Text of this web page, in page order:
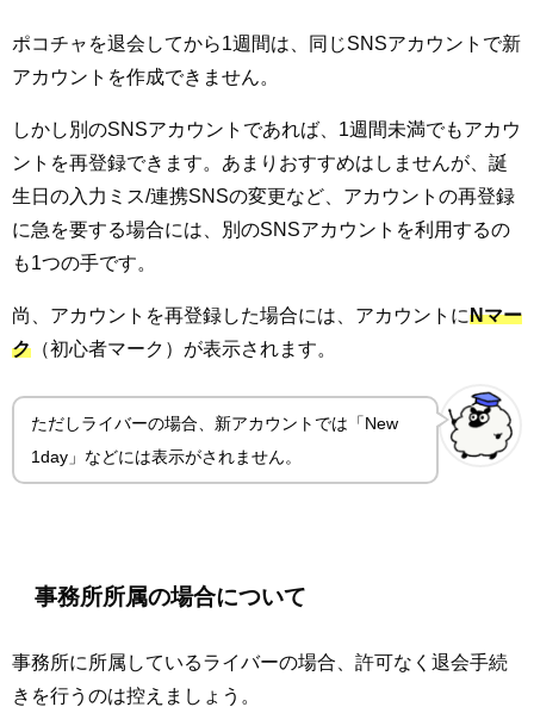
ポコチャを退会してから1週間は、同じSNSアカウントで新
アカウントを作成できません。
しかし別のSNSアカウントであれば、1週間未満でもアカウ
ントを再登録できます。あまりおすすめはしませんが、誕
生日の入力ミス/連携SNSの変更など、アカウントの再登録
に急を要する場合には、別のSNSアカウントを利用するの
も1つの手です。
尚、アカウントを再登録した場合には、アカウントにNマー
ク （初心者マーク）が表示されます。
ただしライバーの場合、新アカウントでは「New
1day」などには表示がされません。
事務所所属の場合について
事務所に所属しているライバーの場合、許可なく退会手続
きを行うのは控えましょう。